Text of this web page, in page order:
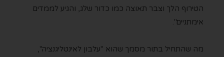
הטירוף הלך וצבר תאוצה כמו כדור שלג, והגיע לממדים
אימתניים".
מה שהתחיל בתור מסמך שהוא "עלבון לאינטליגנציה",